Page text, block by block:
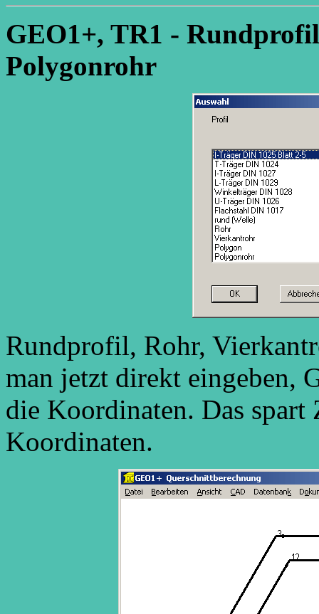
GEO1+, TR1 -
Polygonrohr
Rundprofil, Rohr,
man jetzt direkt eingeben,
die Koordinaten. Das spart
Koordinaten.